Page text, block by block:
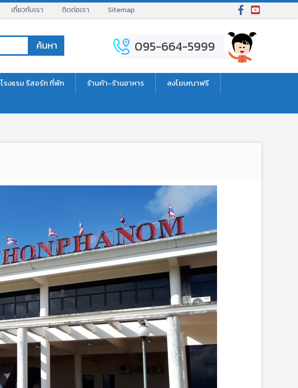
เกี่ยวกับเรา ติดต่อเรา Sitemap
095-664-5999
โรงแรม รีสอร์ท ที่พัก ร้านค้า-ร้านอาหาร
ลงโฆษณาฟรี